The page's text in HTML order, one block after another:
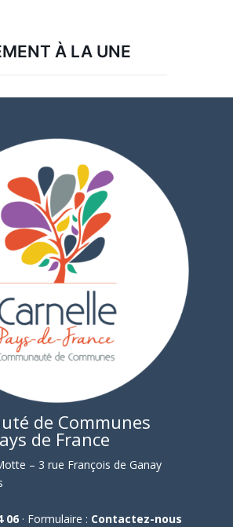
À LA UNE
de Communes
de France
– 3 rue François de Ganay
06· Formulaire : Contactez-nous